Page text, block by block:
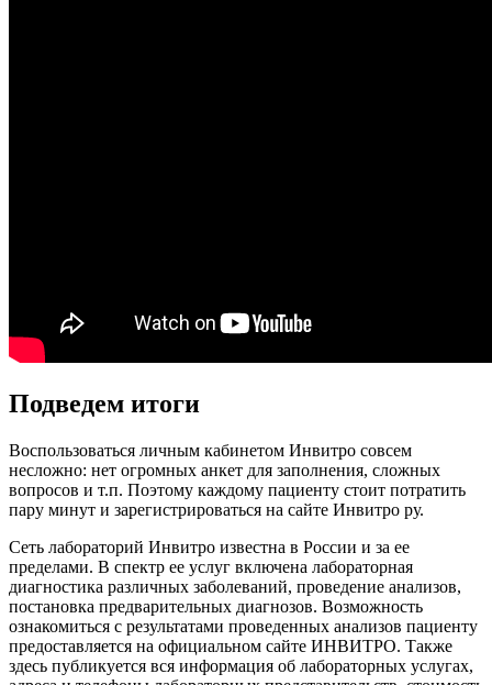
Подведем итоги
Воспользоваться личным кабинетом Инвитро совсем
несложно: нет огромных анкет для заполнения, сложных
вопросов и т.п. Поэтому каждому пациенту стоит потратить
пару минут и зарегистрироваться на сайте Инвитро ру.
Сеть лабораторий Инвитро известна в России и за ее
пределами. В спектр ее услуг включена лабораторная
диагностика различных заболеваний, проведение анализов,
постановка предварительных диагнозов. Возможность
ознакомиться с результатами проведенных анализов пациенту
предоставляется на официальном сайте ИНВИТРО. Также
здесь публикуется вся информация об лабораторных услугах,